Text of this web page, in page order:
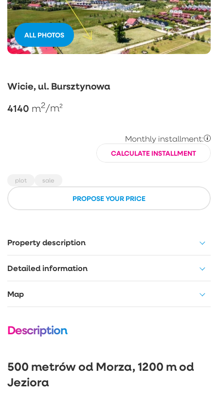
ALL PHOTOS
Wicie, ul. Bursztynowa
4140 m2/m²
Monthly installment:
CALCULATE INSTALLMENT
plot sale
PROPOSE YOUR PRICE
Property description
Detailed information
Map
Description
500 metrów od Morza, 1200 m od
Jeziora